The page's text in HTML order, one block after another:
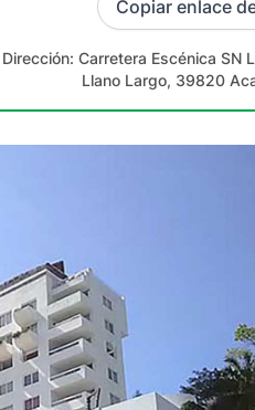
Copiar enlace
Dirección: Carretera Escénica SN
Llano Largo, 39820